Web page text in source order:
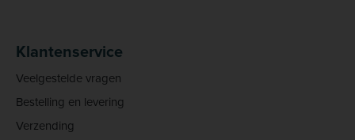
Klantenservice
Veelgestelde vragen
Bestelling en levering
Verzending